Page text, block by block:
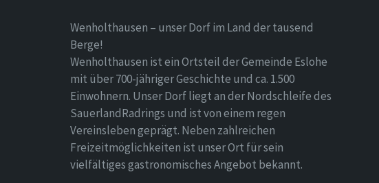
Wenholthausen – unser Dorf im Land der tausend
Berge!
Wenholthausen ist ein Ortsteil der Gemeinde Eslohe
mit über 700-jähriger Geschichte und ca. 1.500
Einwohnern. Unser Dorf liegt an der Nordschleife des
SauerlandRadrings und ist von einem regen
Vereinsleben geprägt. Neben zahlreichen
Freizeitmöglichkeiten ist unser Ort für sein
vielfältiges gastronomisches Angebot bekannt.